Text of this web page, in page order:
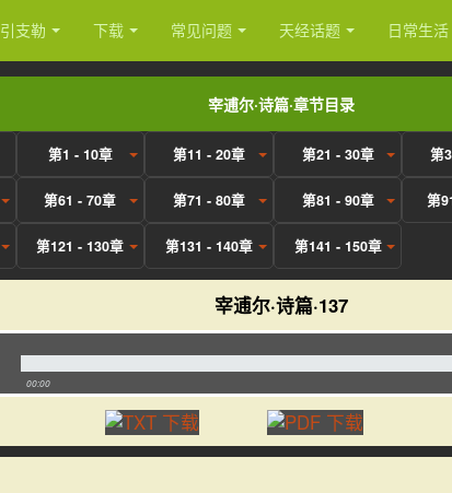
引支勒 下载 常见问题 天经话题 日常生活
宰逋尔·诗篇·章节目录
第1 - 10章 第11 - 20章 第21 - 30章 第
第61 - 70章 第71 - 80章 第81 - 90章 第
第121 - 130章 第131 - 140章 第141 - 150章
宰逋尔·诗篇·137
00:00